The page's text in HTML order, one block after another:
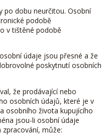
po dobu neurčitou. Osobní
podobě
v tištěné podobě
údaje jsou přesné a že
poskytnutí osobních
že prodávající nebo
osobních údajů, které je v
osobního života kupujícího
jsou-li osobní údaje
může: